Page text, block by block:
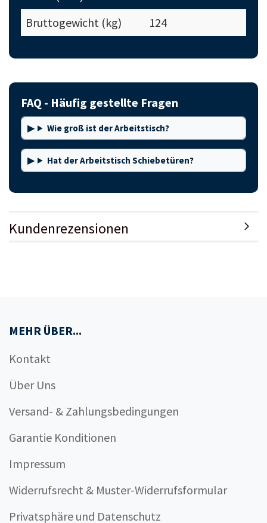
Bruttogewicht (kg)
124
FAQ - Häufig gestellte Fragen
Wie groß ist der Arbeitstisch?
Hat der Arbeitstisch Schiebetüren?
Kundenrezensionen
MEHR ÜBER...
Kontakt
Über Uns
Versand- & Zahlungsbedingungen
Garantie Konditionen
Impressum
Widerrufsrecht & Muster-Widerrufsformular
Privatsphäre und Datenschutz